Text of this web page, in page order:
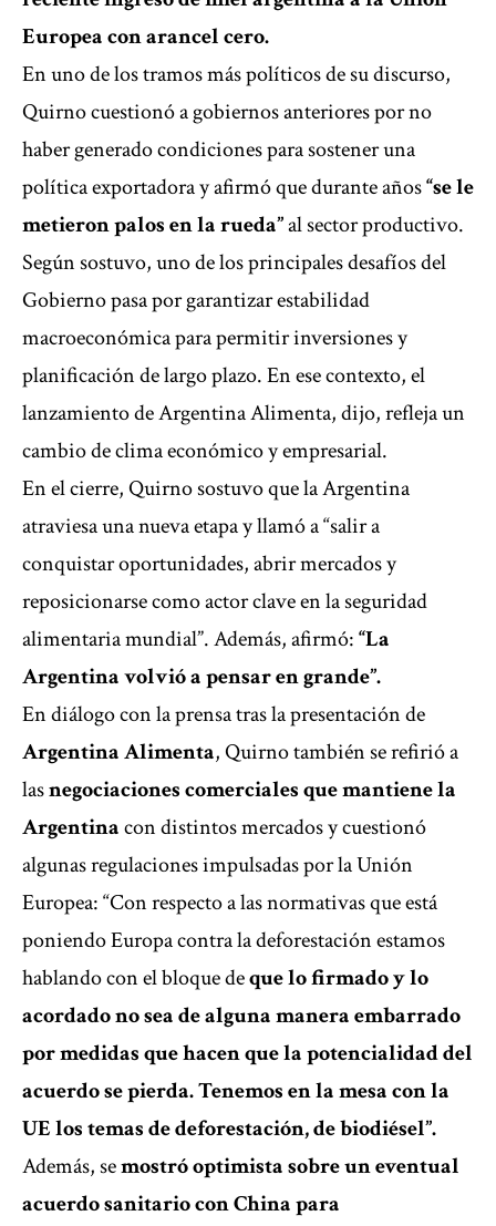
Europea con arancel cero.
En uno de los tramos más políticos de su discurso,
Quirno cuestionó a gobiernos anteriores por no
haber generado condiciones para sostener una
política exportadora y afirmó que durante años“se le
metieron palos en la rueda”al sector productivo.
Según sostuvo, uno de los principales desafíos del
Gobierno pasa por garantizar estabilidad
macroeconómica para permitir inversiones y
planificación de largo plazo. En ese contexto, el
lanzamiento de Argentina Alimenta, dijo, refleja un
cambio de clima económico y empresarial.
En el cierre, Quirno sostuvo que la Argentina
atraviesa una nueva etapa y llamó a “salir a
conquistar oportunidades, abrir mercados y
reposicionarse como actor clave en la seguridad
alimentaria mundial”. Además, afirmó:“La
Argentina volvió a pensar en grande”.
En diálogo con la prensa tras la presentación de
Argentina Alimenta, Quirno también se refirió a
lasnegociaciones comerciales que mantiene la
Argentinacon distintos mercados y cuestionó
algunas regulaciones impulsadas por la Unión
Europea: “Con respecto a las normativas que está
poniendo Europa contra la deforestación estamos
hablando con el bloque deque lo firmado y lo
acordado no sea de alguna manera embarrado
por medidas que hacen que la potencialidad del
acuerdo se pierda. Tenemos en la mesa con la
UE los temas de deforestación, de biodiésel”.
Además, semostró optimista sobre un eventual
acuerdo sanitario con China para